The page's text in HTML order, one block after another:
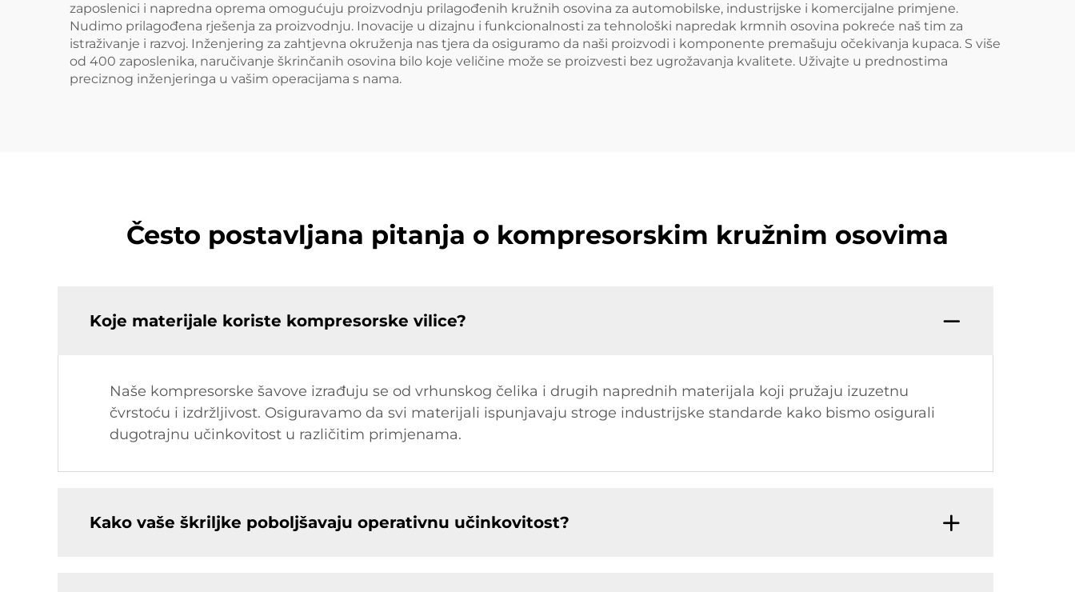
zaposlenici i napredna oprema omogućuju proizvodnju prilagođenih kružnih osovina za automobilske, industrijske i komercijalne primjene.
Nudimo prilagođena rješenja za proizvodnju. Inovacije u dizajnu i funkcionalnosti za tehnološki napredak krmnih osovina pokreće naš tim za
istraživanje i razvoj. Inženjering za zahtjevna okruženja nas tjera da osiguramo da naši proizvodi i komponente premašuju očekivanja kupaca. S više
od 400 zaposlenika, naručivanje škrinčanih osovina bilo koje veličine može se proizvesti bez ugrožavanja kvalitete. Uživajte u prednostima
preciznog inženjeringa u vašim operacijama s nama.
Često postavljana pitanja o kompresorskim kružnim osovima
Koje materijale koriste kompresorske vilice?
Naše kompresorske šavove izrađuju se od vrhunskog čelika i drugih naprednih materijala koji pružaju izuzetnu
čvrstoću i izdržljivost. Osiguravamo da svi materijali ispunjavaju stroge industrijske standarde kako bismo osigurali
dugotrajnu učinkovitost u različitim primjenama.
Kako vaše škriljke poboljšavaju operativnu učinkovitost?